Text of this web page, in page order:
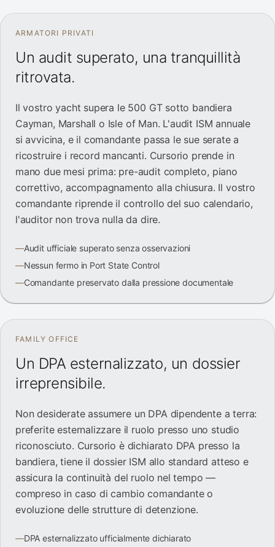
ARMATORI PRIVATI
Un audit superato, una tranquillità
ritrovata.
Il vostro yacht supera le 500 GT sotto bandiera
Cayman, Marshall o Isle of Man. L'audit ISM annuale
si avvicina, e il comandante passa le sue serate a
ricostruire i record mancanti. Cursorio prende in
mano due mesi prima: pre-audit completo, piano
correttivo, accompagnamento alla chiusura. Il vostro
comandante riprende il controllo del suo calendario,
l'auditor non trova nulla da dire.
—Audit ufficiale superato senza osservazioni
—Nessun fermo in Port State Control
—Comandante preservato dalla pressione documentale
FAMILY OFFICE
Un DPA esternalizzato, un dossier
irreprensibile.
Non desiderate assumere un DPA dipendente a terra:
preferite esternalizzare il ruolo presso uno studio
riconosciuto. Cursorio è dichiarato DPA presso la
bandiera, tiene il dossier ISM allo standard atteso e
assicura la continuità del ruolo nel tempo —
compreso in caso di cambio comandante o
evoluzione delle strutture di detenzione.
—DPA esternalizzato ufficialmente dichiarato